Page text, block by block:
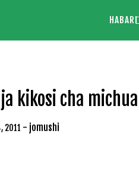
HABARI
kikosi cha
2011 - jomushi